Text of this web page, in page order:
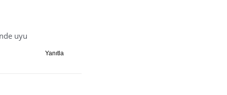
uyu
Yanıtla